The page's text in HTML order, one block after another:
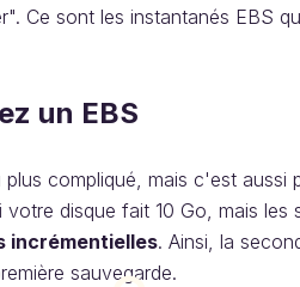
Ce sont les instantanés EBS
un EBS
compliqué, mais c'est aussi
votre disque fait 10 Go, mais
incrémentielles. Ainsi, la
sauvegarde.